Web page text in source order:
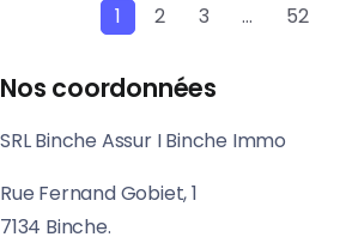
1 2 3 … 52
Nos coordonnées
SRL Binche Assur I Binche Immo
Rue Fernand Gobiet, 1
7134 Binche.